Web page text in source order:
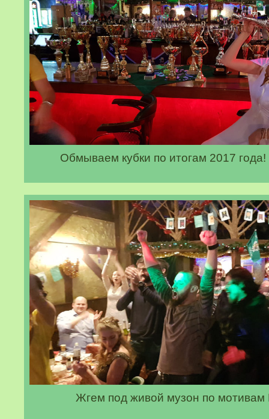
Обмываем кубки по итогам 2017
Жгем под живой музон по мотивам